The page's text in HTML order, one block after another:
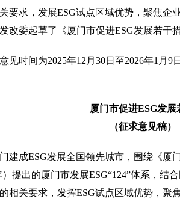
要求，发展ESG试点区域优势，聚焦企
改委起草了《厦门市促进ESG发展若干
见时间为2025年12月30日至2026年1月
厦门市促进ESG发展
（征求意见稿）
建成ESG发展全国领先城市，围绕《厦
）提出的厦门市发展ESG“124”体系，结
相关要求，发挥ESG试点区域优势，聚